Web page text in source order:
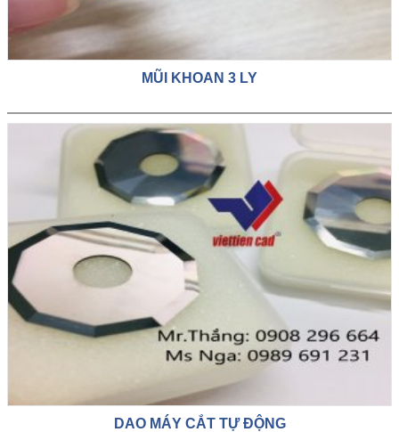
MŨI KHOAN 3 LY
DAO MÁY CẮT TỰ ĐỘNG